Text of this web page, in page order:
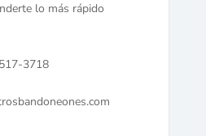
lo más rápido
3718